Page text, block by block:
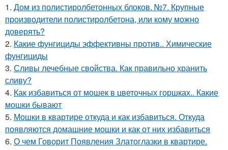
1. Дом из полистиролбетонных блоков. №7. Крупные
производители полистиролбетона, или кому можно
доверять?
2. Какие фунгициды эффективны против.. Химические
фунгициды
3. Сливы лечебные свойства. Как правильно хранить
сливу?
4. Как избавиться от мошек в цветочных горшках.. Какие
мошки бывают
5. Мошки в квартире откуда и как избавиться. Откуда
появляются домашние мошки и как от них избавиться
6. О чем Говорит Появления Златоглазки в квартире.